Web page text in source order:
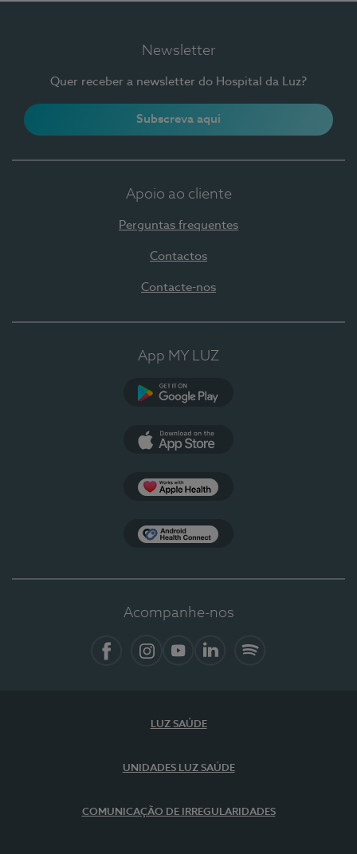
Newsletter
Quer receber a newsletter do Hospital da Luz?
Subscreva aqui
Apoio ao cliente
Perguntas frequentes
Contactos
Contacte-nos
App MY LUZ
Acompanhe-nos
LUZ SAÚDE
UNIDADES LUZ SAÚDE
COMUNICAÇÃO DE IRREGULARIDADES